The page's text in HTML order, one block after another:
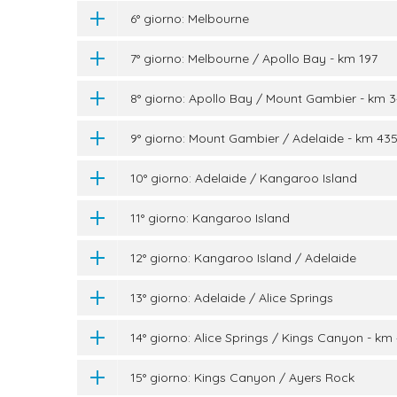
6° giorno: Melbourne
7° giorno: Melbourne / Apollo Bay - km 197
8° giorno: Apollo Bay / Mount Gambier - km
9° giorno: Mount Gambier / Adelaide - km 435
10° giorno: Adelaide / Kangaroo Island
11° giorno: Kangaroo Island
12° giorno: Kangaroo Island / Adelaide
13° giorno: Adelaide / Alice Springs
14° giorno: Alice Springs / Kings Canyon - km
15° giorno: Kings Canyon / Ayers Rock